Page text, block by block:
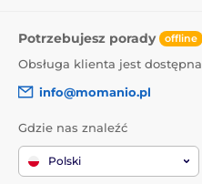
Potrzebujesz porady offline
Obsługa klienta jest dostępna
info@momanio.pl
Gdzie nas znaleźć
Polski